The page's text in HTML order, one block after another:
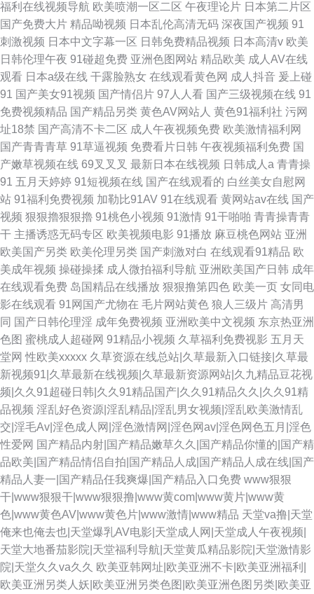
福利在线视频导航 欧美喷潮一区二区 午夜理论片 日本第二片区
国产免费大片 精品呦视频 日本乱伦高清无码 深夜国产视频 91
刺激视频 日本中文字幕一区 日韩免费精品视频 日本高清v 欧美
日韩伦理午夜 91碰超免费 亚洲色图网站 精品欧美 成人AV在线
观看 日本a级在线 干露脸熟女 在线观看黄色网 成人抖音 爰上碰
91 国产美女91视频 国产情侣片 97人人看 国产三级视频在线 91
免费视频精品 国产精品另类 黄色AV网站人 黄色91福利社 污网
址18禁 国产高清不卡二区 成人午夜视频免费 欧美激情福利网
国产青青青草 91草逼视频 免费看片日韩 午夜视频福利免费 国
产嫩草视频在线 69叉叉叉 最新日本在线视频 日韩成人a 青青操
91 五月天婷婷 91短视频在线 国产在线观看的 白丝美女自慰网
站 91福利免费视频 加勒比91AV 91在线观看 黄网站av在线 国产
视频 狠狠擼狠狠擼 91桃色小视频 91激情 91干啪啪 青青操青青
干 主播诱惑无码专区 欧美视频电影 91播放 麻豆桃色网站 亚洲
欧美国产另类 欧美伦理另类 国产刺激对白 在线观看91精品 欧
美成年视频 操碰操揉 成人微拍福利导航 亚洲欧美国产日韩 成年
在线观看免费 岛国精品在线播放 狠狠撸第四色 欧美一页 女同电
影在线观看 91网国产尤物在 毛片网站黄色 狼人三级片 高清男
同 国产日韩伦理淫 成年免费视频 亚洲欧美中文视频 东京热亚洲
色图 蜜桃成人超碰网 91精品小视频 久草福利免费视影 五月天
堂网 性欧美xxxxx 久草资源在线总站|久草最新入口链接|久草最
新视频91|久草最新在线视频|久草最新资源网站|久九精品豆花视
频|久久91超碰日韩|久久91精品国产|久久91精品久久|久久91精
品视频 淫乱好色资源|淫乱精品|淫乱男女视频|淫乱欧美激情乱
交|淫毛Av|淫色成人网|淫色激情网|淫色网av|淫色网色五月|淫色
性爱网 国产精品内射|国产精品嫩草久久|国产精品你懂的|国产精
品欧美|国产精品情侣自拍|国产精品人成|国产精品人成在线|国产
精品人妻一|国产精品任我爽爆|国产精品入口免费 www狠狠
干|www狠狠干|www狠狠撸|www黄com|www黄片|www黄
色|www黄色AV|www黄色片|www激情|www精品 天堂va撸|天堂
俺来也俺去也|天堂爆乳AV电影|天堂成人网|天堂成人午夜视频|
天堂大地番茄影院|天堂福利导航|天堂黄瓜精品影院|天堂激情影
院|天堂久久va久久 欧美亚韩网址|欧美亚洲不卡|欧美亚洲福利|
欧美亚洲另类人妖|欧美亚洲另类色图|欧美亚洲色图另类|欧美亚